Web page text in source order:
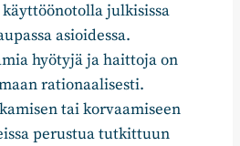
julkisissa
asioidessa.
hyötyjä ja haittoja on
rationaalisesti.
tai korvaamiseen
perustua tutkittuun